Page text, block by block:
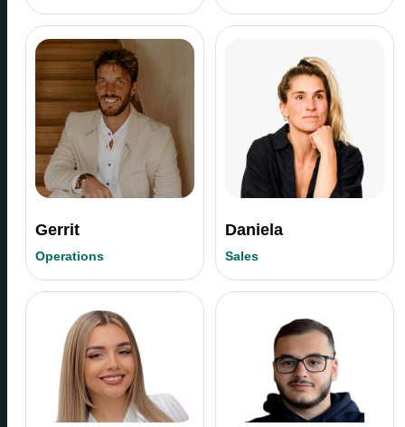
Gerrit
Operations
Daniela
Sales